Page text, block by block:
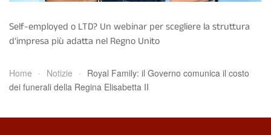
Self-employed o LTD? Un webinar per scegliere la struttura
d’impresa più adatta nel Regno Unito
Home Notizie
Royal Family: il Governo comunica il costo
dei funerali della Regina Elisabetta II